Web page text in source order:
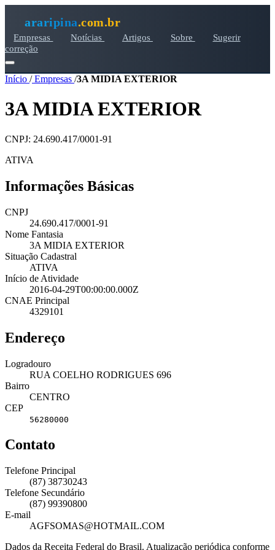
araripina.com.br
Empresas Notícias Artigos Sobre
Sugerir
correção
Início /Empresas /3A MIDIA EXTERIOR
3A MIDIA EXTERIOR
CNPJ: 24.690.417/0001-91
ATIVA
Informações Básicas
CNPJ
24.690.417/0001-91
Nome Fantasia
3A MIDIA EXTERIOR
Situação Cadastral
ATIVA
Início de Atividade
2016-04-29T00:00:00.000Z
CNAE Principal
4329101
Endereço
Logradouro
RUA COELHO RODRIGUES 696
Bairro
CENTRO
CEP
56280000
Contato
Telefone Principal
(87) 38730243
Telefone Secundário
(87) 99390800
E-mail
AGFSOMAS@HOTMAIL.COM
Dados da Receita Federal do Brasil. Atualização periódica conforme